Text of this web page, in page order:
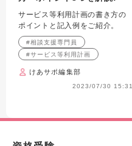
サービス等利用計画の書き方の
ポイントと記入例をご紹介。
#相談支援専門員
#サービス等利用計画
けあサポ編集部
2023/07/30 15:31